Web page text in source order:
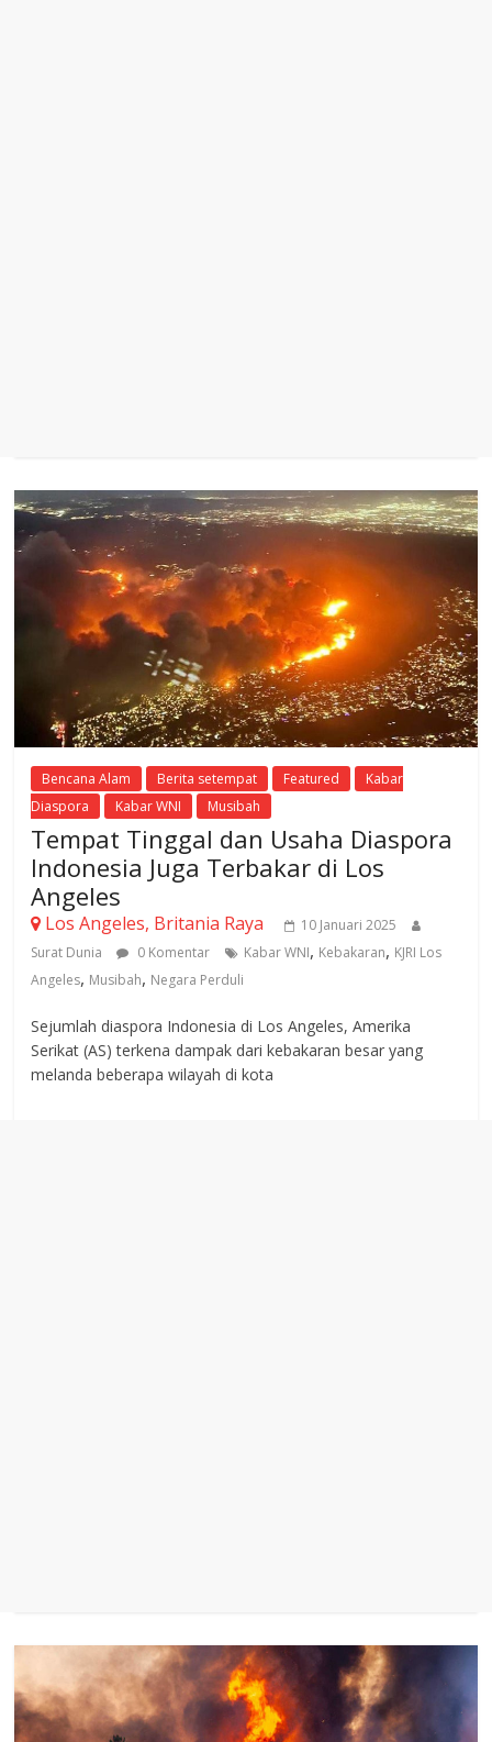
Bencana Alam Berita setempat Featured
Kabar
Diaspora
Kabar WNI Musibah
Tempat Tinggal dan Usaha Diaspora
Indonesia Juga Terbakar di Los
Angeles
Los Angeles, Britania Raya
10 Januari 2025
Surat Dunia
0 Komentar Kabar WNI, Kebakaran, KJRI Los
Angeles, Musibah, Negara Perduli
Sejumlah diaspora Indonesia di Los Angeles, Amerika
Serikat (AS) terkena dampak dari kebakaran besar yang
melanda beberapa wilayah di kota